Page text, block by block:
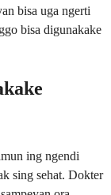
bisa uga ngerti
bisa digunakake
ing ngendi
sing sehat. Dokter